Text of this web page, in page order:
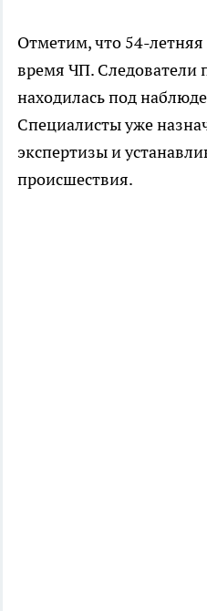
Отметим, что 54-
время ЧП. Следователи
находилась под
Специалисты уже
экспертизы и
происшествия.